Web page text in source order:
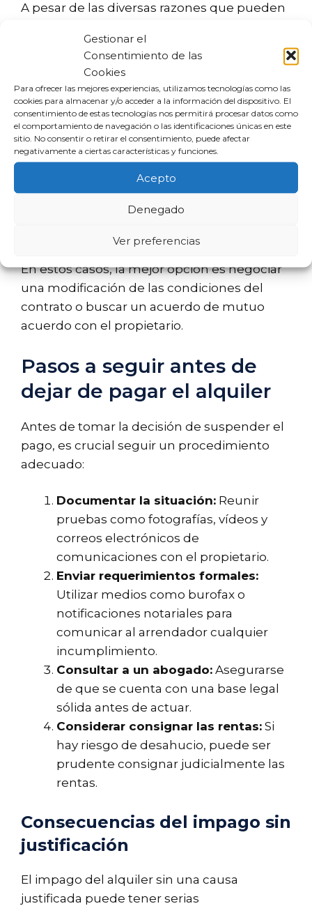
Gestionar el
Consentimiento de las
Cookies
Para ofrecer las mejores experiencias, utilizamos tecnologías como las
cookies para almacenar y/o acceder a la información del dispositivo. El
consentimiento de estas tecnologías nos permitirá procesar datos como
el comportamiento de navegación o las identificaciones únicas en este
sitio. No consentir o retirar el consentimiento, puede afectar
negativamente a ciertas características y funciones.
Acepto
Denegado
Ver preferencias
A pesar de las diversas razones que pueden
claramente no son válidas. Estas incluyen:
dificultades económicas.
No estar de acuerdo con un
incremento del alquiler que cumple
con las normativas vigentes.
Cambios personales o familiares que
no afectan directamente a la vivienda.
Disputas personales sin base
En estos casos, la mejor opción es negociar
una modificación de las condiciones del
contrato o buscar un acuerdo de mutuo
acuerdo con el propietario.
Pasos a seguir antes de
dejar de pagar el alquiler
Antes de tomar la decisión de suspender el
pago, es crucial seguir un procedimiento
adecuado:
Documentar la situación: Reunir
pruebas como fotografías, vídeos y
correos electrónicos de
comunicaciones con el propietario.
Enviar requerimientos formales:
Utilizar medios como burofax o
notificaciones notariales para
comunicar al arrendador cualquier
incumplimiento.
Consultar a un abogado: Asegurarse
de que se cuenta con una base legal
sólida antes de actuar.
Considerar consignar las rentas: Si
hay riesgo de desahucio, puede ser
prudente consignar judicialmente las
rentas.
Consecuencias del impago sin
justificación
El impago del alquiler sin una causa
justificada puede tener serias